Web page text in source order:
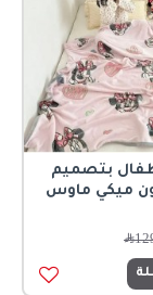
بتصميم
ميكي ماوس
﷼